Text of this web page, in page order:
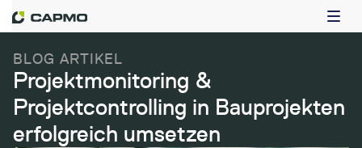
BLOG ARTIKEL
Projektmonitoring &
Projektcontrolling in Bauprojekten
erfolgreich umsetzen